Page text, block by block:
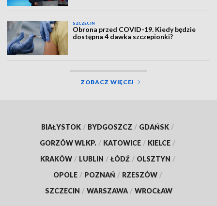
SZCZECIN
Obrona przed COVID-19. Kiedy będzie
dostępna 4 dawka szczepionki?
ZOBACZ WIĘCEJ
BIAŁYSTOK / BYDGOSZCZ / GDAŃSK /
GORZÓW WLKP. / KATOWICE / KIELCE /
KRAKÓW / LUBLIN / ŁÓDŹ / OLSZTYN /
OPOLE / POZNAŃ / RZESZÓW /
SZCZECIN / WARSZAWA / WROCŁAW